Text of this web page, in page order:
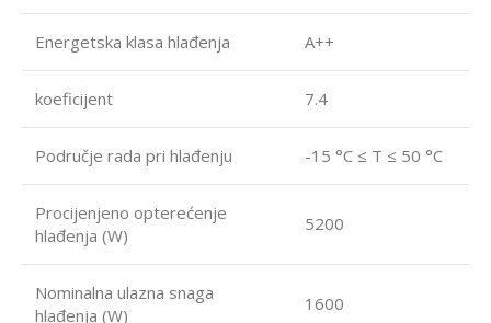
Energetska klasa hlađenja A++
koeficijent 7.4
Područje rada pri hlađenju -15 °C ≤ T ≤ 50 °C
Procijenjeno opterećenje
hlađenja (W)
5200
Nominalna ulazna snaga
hlađenja (W)
1600